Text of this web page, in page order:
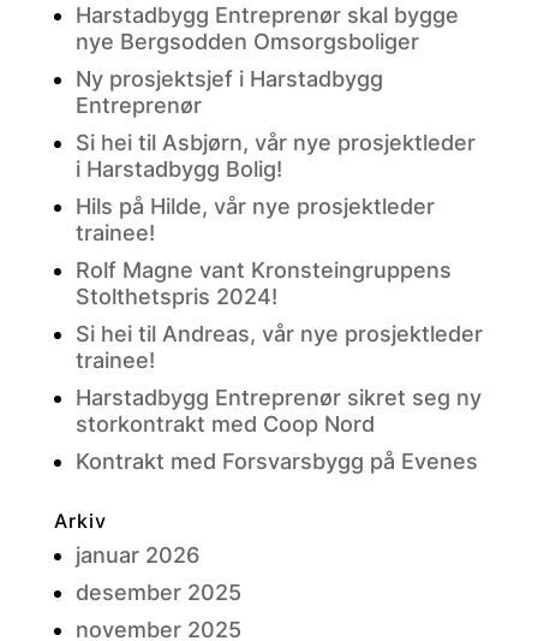
Harstadbygg Entreprenør skal bygge
nye Bergsodden Omsorgsboliger
Ny prosjektsjef i Harstadbygg
Entreprenør
Si hei til Asbjørn, vår nye prosjektleder
i Harstadbygg Bolig!
Hils på Hilde, vår nye prosjektleder
trainee!
Rolf Magne vant Kronsteingruppens
Stolthetspris 2024!
Si hei til Andreas, vår nye prosjektleder
trainee!
Harstadbygg Entreprenør sikret seg ny
storkontrakt med Coop Nord
Kontrakt med Forsvarsbygg på Evenes
Arkiv
januar 2026
desember 2025
november 2025